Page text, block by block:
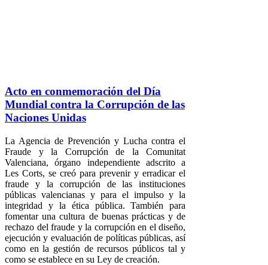
Acto en conmemoración del Día
Mundial contra la Corrupción de las
Naciones Unidas
La Agencia de Prevención y Lucha contra el
Fraude y la Corrupción de la Comunitat
Valenciana, órgano independiente adscrito a
Les Corts, se creó para prevenir y erradicar el
fraude y la corrupción de las instituciones
públicas valencianas y para el impulso y la
integridad y la ética pública. También para
fomentar una cultura de buenas prácticas y de
rechazo del fraude y la corrupción en el diseño,
ejecución y evaluación de políticas públicas, así
como en la gestión de recursos públicos tal y
como se establece en su Ley de creación.